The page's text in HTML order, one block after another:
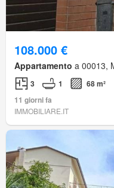
108.000 €
Appartamento a 00013,
3 1
68 m²
11 giorni fa
IMMOBILIARE.IT